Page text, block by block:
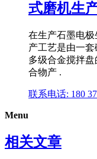
式磨机生
在生产石墨电
产工艺是由一
多级合金搅拌
合物产 .
联系电话: 180
Menu
相关文章